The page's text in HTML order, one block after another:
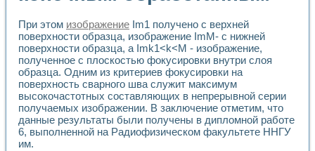
Применение средств NATIONAL INSTRUMENTS для
Разработка автоматизированного стенда для
Автоматизированный стенд рентгеновской диагностики
Высокочувствительные оптоэлектронные
Установка для измерения диэлектрических свойств
Исследование кинетики зарождения и развития
Лабораторный электрический импедансный томограф на
Микрозондовая система для характеризации
Метод траекторий в исследовании
При этом изображение Im1 получено с верхней
поверхности образца, изображение ImM- с нижней
поверхности образца, а Imk1<k<М - изображение,
полученное с плоскостью фокусировки внутри слоя
образца. Одним из критериев фокусировки на
поверхность сварного шва служит максимум
высокочастотных составляющих в непрерывной серии
получаемых изображении. В заключение отметим, что
данные результаты были получены в дипломной работе
6, выполненной на Радиофизическом факультете ННГУ
им.